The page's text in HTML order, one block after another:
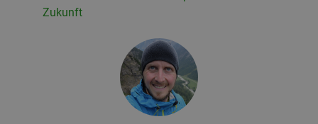
Zukunft